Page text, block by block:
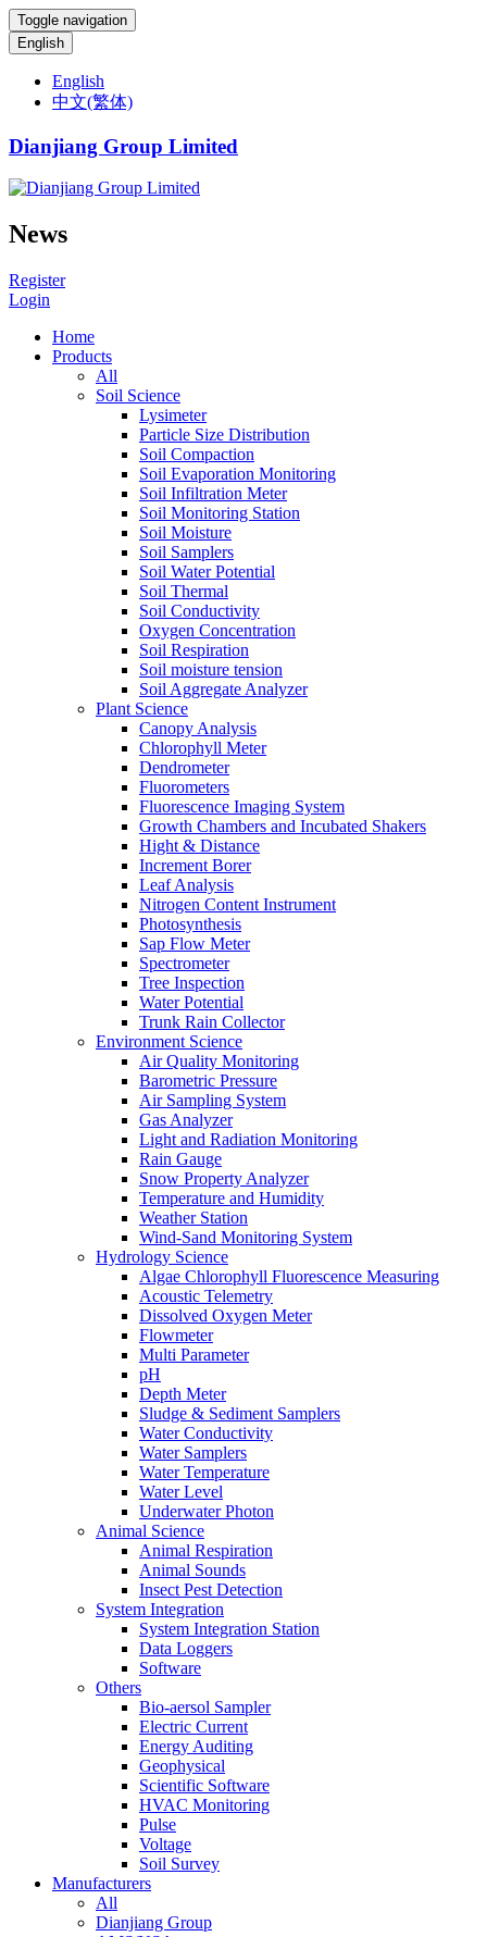
Toggle navigation
English
English
中文(繁体)
Dianjiang Group Limited
News
Register
Login
Home
Products
All
Soil Science
Lysimeter
Particle Size Distribution
Soil Compaction
Soil Evaporation Monitoring
Soil Infiltration Meter
Soil Monitoring Station
Soil Moisture
Soil Samplers
Soil Water Potential
Soil Thermal
Soil Conductivity
Oxygen Concentration
Soil Respiration
Soil moisture tension
Soil Aggregate Analyzer
Plant Science
Canopy Analysis
Chlorophyll Meter
Dendrometer
Fluorometers
Fluorescence Imaging System
Growth Chambers and Incubated Shakers
Hight & Distance
Increment Borer
Leaf Analysis
Nitrogen Content Instrument
Photosynthesis
Sap Flow Meter
Spectrometer
Tree Inspection
Water Potential
Trunk Rain Collector
Environment Science
Air Quality Monitoring
Barometric Pressure
Air Sampling System
Gas Analyzer
Light and Radiation Monitoring
Rain Gauge
Snow Property Analyzer
Temperature and Humidity
Weather Station
Wind-Sand Monitoring System
Hydrology Science
Algae Chlorophyll Fluorescence Measuring
Acoustic Telemetry
Dissolved Oxygen Meter
Flowmeter
Multi Parameter
pH
Depth Meter
Sludge & Sediment Samplers
Water Conductivity
Water Samplers
Water Temperature
Water Level
Underwater Photon
Animal Science
Animal Respiration
Animal Sounds
Insect Pest Detection
System Integration
System Integration Station
Data Loggers
Software
Others
Bio-aersol Sampler
Electric Current
Energy Auditing
Geophysical
Scientific Software
HVAC Monitoring
Pulse
Voltage
Soil Survey
Manufacturers
All
Dianjiang Group